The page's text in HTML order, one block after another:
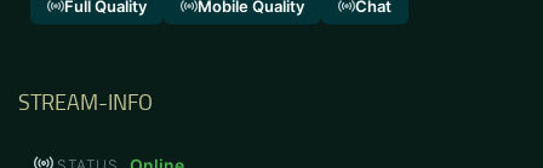
Full Quality Mobile Quality Chat
STREAM-INFO